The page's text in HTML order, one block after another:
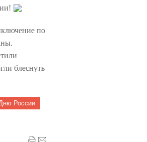
по
блеснуть
России